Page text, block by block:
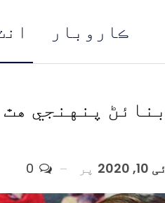
ڪاروبار
پنهنجي هٿ
پر